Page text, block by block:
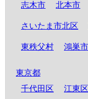
志木市 北本市
さいたま市北区
東秩父村 鴻巣市
東京都
千代田区
江東区